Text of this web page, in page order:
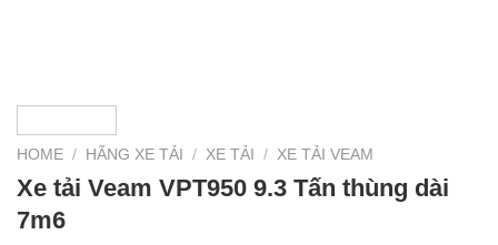
HOME / HÃNG XE TẢI / XE TẢI / XE TẢI VEAM
Xe tải Veam VPT950 9.3 Tấn thùng dài
7m6